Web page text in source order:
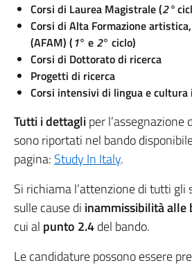
Corsi di Laurea Magistrale (2°
Corsi di Alta Formazione
(AFAM) (1° e 2° ciclo)
Corsi di Dottorato di ricerca
Progetti di ricerca
Corsi intensivi di lingua e cultura
Tutti i dettagliper l’assegnazione
sono riportati nel bando
pagina:Study In Italy.
Si richiama l’attenzione di tutti
sulle cause di inammissibilitàalle
cui al punto 2.4del bando.
Le candidature possono essere